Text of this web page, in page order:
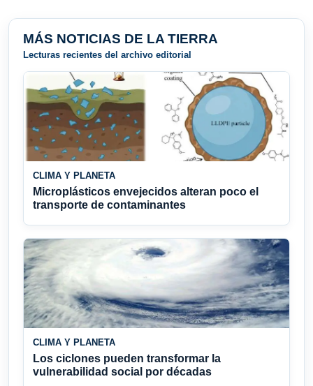
MÁS NOTICIAS DE LA TIERRA
Lecturas recientes del archivo editorial
CLIMA Y PLANETA
Microplásticos envejecidos alteran poco el
transporte de contaminantes
CLIMA Y PLANETA
Los ciclones pueden transformar la
vulnerabilidad social por décadas